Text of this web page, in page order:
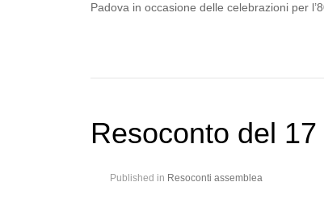
Padova in occasione delle celebrazioni per
Resoconto del
Published in Resoconti assemblea